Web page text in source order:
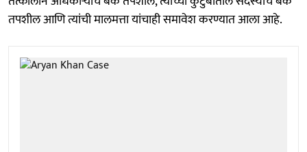
तपशील आणि त्यांची मालमत्ता यांचाही समावेश करण्यात आला आहे.